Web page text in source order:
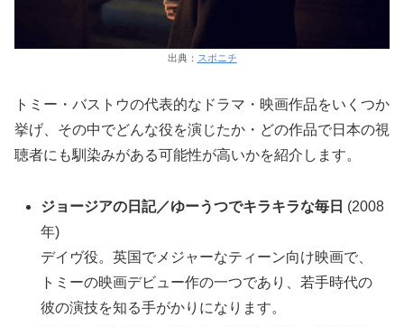
出典： スポニチ
トミー・バストウの代表的なドラマ・映画作品をいくつか
挙げ、その中でどんな役を演じたか・どの作品で日本の視
聴者にも馴染みがある可能性が高いかを紹介します。
ジョージアの日記／ゆーうつでキラキラな毎日 (2008
年)
デイヴ役。英国でメジャーなティーン向け映画で、
トミーの映画デビュー作の一つであり、若手時代の
彼の演技を知る手がかりになります。